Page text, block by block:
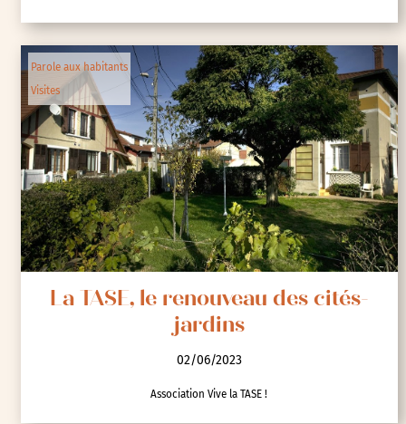
Parole aux habitants
Visites
La TASE, le renouveau des cités-
jardins
02/06/2023
Association Vive la TASE !